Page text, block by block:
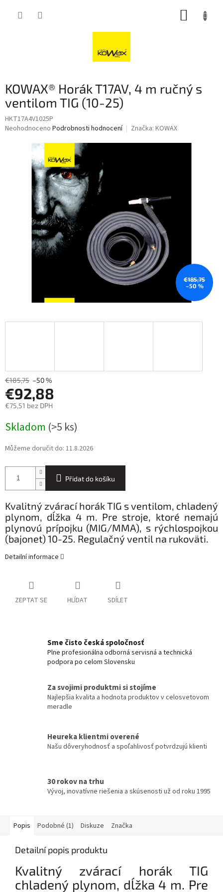
KOWAX® Horák T17AV, 4 m ručný s
ventilom TIG (10-25)
HKT17A4V1025P
Průměrné
hvězdiček.
Neohodnoceno Podrobnosti hodnocení Značka: KOWAX
€185,75
–50 %
€185,75 –50 %
€92,88
€75,51 bez DPH
cena:
Skladom (>5 ks)
Můžeme doručit do: 11.8.2026
Přidat do košíku
Kvalitný zvárací horák TIG s ventilom, chladený
plynom, dĺžka 4 m. Pre stroje, ktoré nemajú
plynovú prípojku (MIG/MMA), s rýchlospojkou
(bajonet) 10-25. Regulačný ventil na rukoväti.
Detailní informace
ZEPTAT SE HLÍDAT SDÍLET
Sme čisto česká spoločnosť
Plne profesionálna odborná servisná a technická
podpora po celom Slovensku
Za svojimi produktmi si stojíme
Najlepšia kvalita a hodnota produktov v celosvetovom
meradle
Heureka klientmi overené
Našu dôveryhodnosť a spoľahlivosť potvrdzujú klienti
30 rokov na trhu
Vývoj, inovatívne riešenia a skúsenosti už od roku 1995
Popis Podobné (1) Diskuze Značka
Detailní popis produktu
Kvalitný zvárací horák TIG
chladený plynom, dĺžka 4 m. Pre